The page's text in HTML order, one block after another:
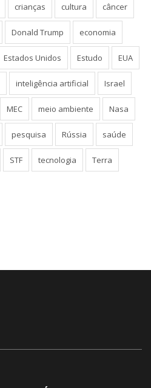
crianças cultura câncer
Donald Trump economia
Estados Unidos Estudo EUA
inteligência artificial Israel
MEC meio ambiente Nasa
pesquisa Rússia saúde
STF tecnologia Terra